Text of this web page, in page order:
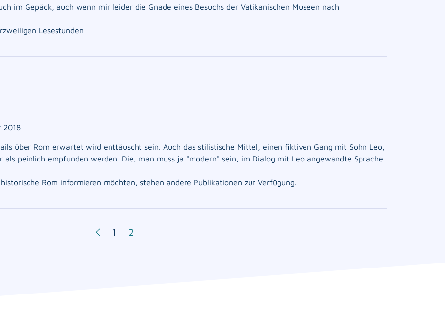
im Gepäck, auch wenn mir leider die Gnade eines Besuchs der Vatikanischen Museen nach
Lesestunden
2018
über Rom erwartet wird enttäuscht sein. Auch das stilistische Mittel, einen fiktiven Gang mit Sohn Leo,
als peinlich empfunden werden. Die, man muss ja "modern" sein, im Dialog mit Leo angewandte Sprache
Rom informieren möchten, stehen andere Publikationen zur Verfügung.
1 2